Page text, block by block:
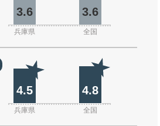
3.6 3.6
兵庫県 全国
4.5 4.8
兵庫県 全国